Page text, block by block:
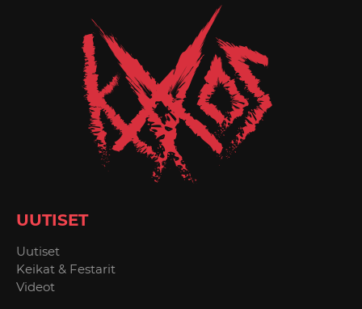
UUTISET
Uutiset
Keikat & Festarit
Videot